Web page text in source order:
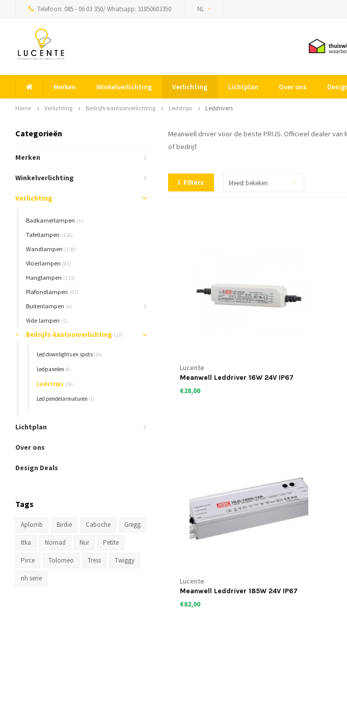
Telefoon: 085 - 06 03 350/ Whatsapp: 31850603350 NL
Merken Winkelverlichting Verlichting Lichtplan Over ons
Home Verlichting Bedrijfs-kantoorverlichting Ledstrips Leddrivers
Categorieën
Merken
Winkelverlichting
Verlichting
Badkamerlampen (1)
Tafellampen (116)
Wandlampen (128)
Vloerlampen (85)
Hanglampen (133)
Plafondlampen (67)
Buitenlampen (6)
Vide lampen (5)
Bedrijfs-kantoorverlichting (17)
Led downlights en spots (19)
Ledpanelen (8)
Ledstrips (39)
Led pendelarmaturen (1)
Lichtplan
Over ons
Design Deals
Tags
Aplomb Birdie Caboche Gregg
Itka Nomad Nur Petite
Pirce Tolomeo Tress Twiggy
nh serie
Meanwell driver voor de beste PRIJS. Officieel dealer
of bedrijf.
Filters Meest bekeken
Lucente
Meanwell Leddriver 16W 24V IP67
dimbaar
€28,00
Lucente
Meanwell Leddriver 185W 24V IP67
dimbaar
€82,00